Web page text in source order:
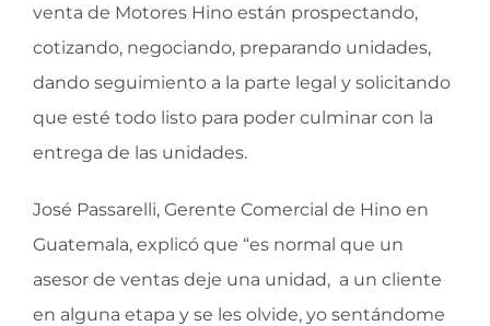
venta de Motores Hino están prospectando,
cotizando, negociando, preparando unidades,
dando seguimiento a la parte legal y solicitando
que esté todo listo para poder culminar con la
entrega de las unidades.
José Passarelli, Gerente Comercial de Hino en
Guatemala, explicó que “es normal que un
asesor de ventas deje una unidad, a un cliente
en alguna etapa y se les olvide, yo sentándome